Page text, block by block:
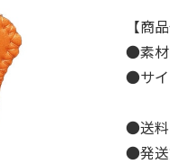
【商
●素材
●サ
●送料
●発送